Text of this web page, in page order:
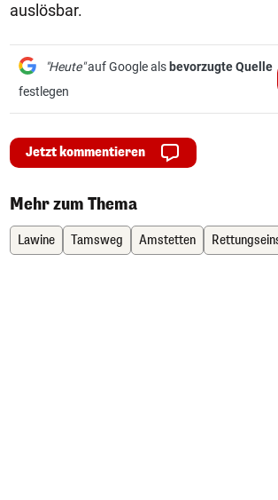
auslösbar.
"Heute"auf Google als bevorzugte Quelle
festlegen
Jetzt kommentieren
Mehr zum Thema
Lawine Tamsweg Amstetten